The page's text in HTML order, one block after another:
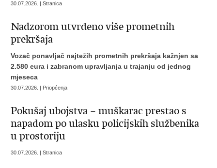
30.07.2026. | Stranica
​Nadzorom utvrđeno više prometnih
prekršaja
Vozač ponavljač najtežih prometnih prekršaja kažnjen sa
2.580 eura i zabranom upravljanja u trajanju od jednog
mjeseca
30.07.2026. | Priopćenja
​Pokušaj ubojstva – muškarac prestao s
napadom po ulasku policijskih službenika
u prostoriju
30.07.2026. | Stranica